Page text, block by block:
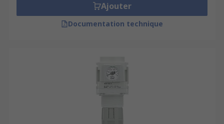
Ajouter
Documentation technique